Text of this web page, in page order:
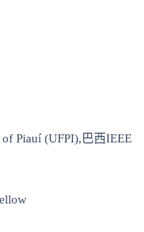
Piauí (UFPI),巴西IEEE